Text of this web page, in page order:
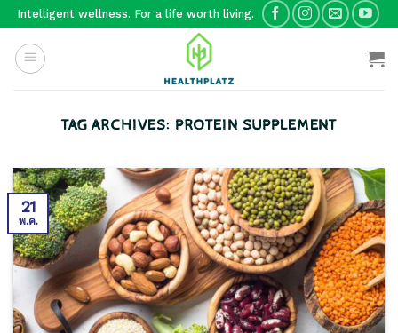
Skip
content
Intelligent wellness. For a life worth living.
TAG ARCHIVES: PROTEIN SUPPLEMENT
21
พ.ค.